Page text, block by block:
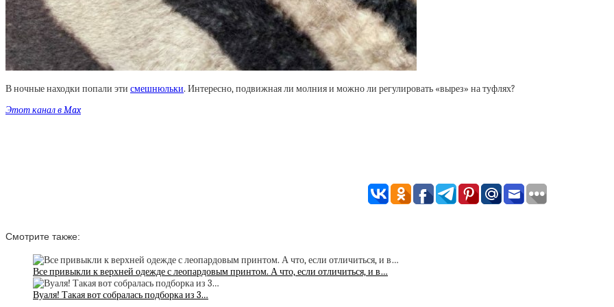
В ночные находки попали эти смешнюльки. Интересно, подвижная ли молния и можно ли регулировать «вырез» на туфлях?
Этот канал в Max
Смотрите также:
Все привыкли к верхней одежде с леопардовым принтом. А что, если отличиться, и в…
Вуаля! Такая вот собралась подборка из 3…